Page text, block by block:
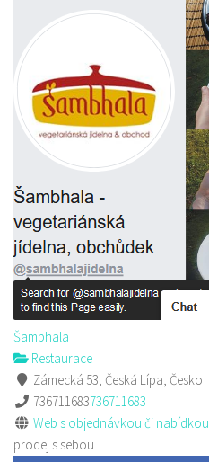
Šambhala
Restaurace
Zámecká 53, Česká Lípa, Česko
736711683736711683
Web s objednávkou či nabídkou
prodej s sebou